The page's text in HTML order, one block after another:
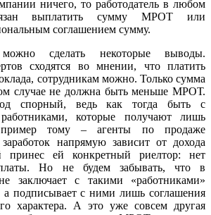
ничего, то работодатель в любом
выплатить сумму МРОТ или
соглашением сумму.
сделать некоторые выводы.
сходятся во мнении, что платить
сотрудникам можно. Только сумма
случае не должна быть меньше МРОТ.
спорный, ведь как тогда быть с
которые получают лишь
тому – агенты по продаже
напрямую зависит от дохода
принес ей конкретный риелтор: нет
Но не будем забывать, что в
заключает с такими «работниками»
а подписывает с ними лишь соглашения
характера. А это уже совсем другая